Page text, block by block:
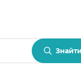
Знайти